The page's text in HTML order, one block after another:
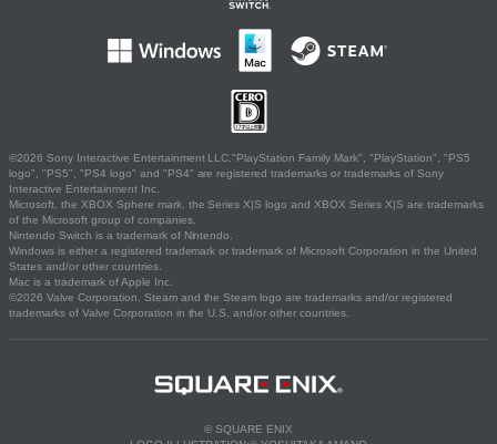
©2026 Sony Interactive Entertainment LLC."PlayStation Family Mark", "PlayStation", "PS5
logo", "PS5", "PS4 logo" and "PS4" are registered trademarks or trademarks of Sony
Interactive Entertainment Inc.
Microsoft, the XBOX Sphere mark, the Series X|S logo and XBOX Series X|S are trademarks
of the Microsoft group of companies.
Nintendo Switch is a trademark of Nintendo.
Windows is either a registered trademark or trademark of Microsoft Corporation in the United
States and/or other countries.
Mac is a trademark of Apple Inc.
©2026 Valve Corporation. Steam and the Steam logo are trademarks and/or registered
trademarks of Valve Corporation in the U.S. and/or other countries.
© SQUARE ENIX